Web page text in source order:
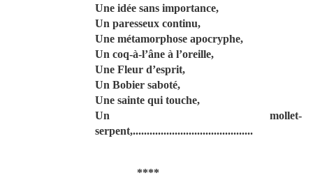
Une idée sans importance,
Un paresseux continu,
Une métamorphose apocryphe,
Un coq-à-l’âne à l’oreille,
Une Fleur d’esprit,
Un Bobier saboté,
Une sainte qui touche,
Un mollet-
serpent,...........................................
****